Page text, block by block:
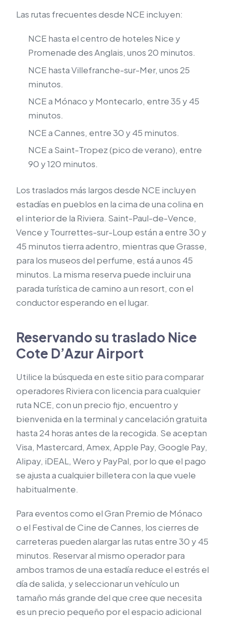
Las rutas frecuentes desde NCE incluyen:
NCE hasta el centro de hoteles Nice y
Promenade des Anglais, unos 20 minutos.
NCE hasta Villefranche-sur-Mer, unos 25
minutos.
NCE a Mónaco y Montecarlo, entre 35 y 45
minutos.
NCE a Cannes, entre 30 y 45 minutos.
NCE a Saint-Tropez (pico de verano), entre
90 y 120 minutos.
Los traslados más largos desde NCE incluyen
estadías en pueblos en la cima de una colina en
el interior de la Riviera. Saint-Paul-de-Vence,
Vence y Tourrettes-sur-Loup están a entre 30 y
45 minutos tierra adentro, mientras que Grasse,
para los museos del perfume, está a unos 45
minutos. La misma reserva puede incluir una
parada turística de camino a un resort, con el
conductor esperando en el lugar.
Reservando su traslado Nice
Cote D’Azur Airport
Utilice la búsqueda en este sitio para comparar
operadores Riviera con licencia para cualquier
ruta NCE, con un precio fijo, encuentro y
bienvenida en la terminal y cancelación gratuita
hasta 24 horas antes de la recogida. Se aceptan
Visa, Mastercard, Amex, Apple Pay, Google Pay,
Alipay, iDEAL, Wero y PayPal, por lo que el pago
se ajusta a cualquier billetera con la que vuele
habitualmente.
Para eventos como el Gran Premio de Mónaco
o el Festival de Cine de Cannes, los cierres de
carreteras pueden alargar las rutas entre 30 y 45
minutos. Reservar al mismo operador para
ambos tramos de una estadía reduce el estrés el
día de salida, y seleccionar un vehículo un
tamaño más grande del que cree que necesita
es un precio pequeño por el espacio adicional